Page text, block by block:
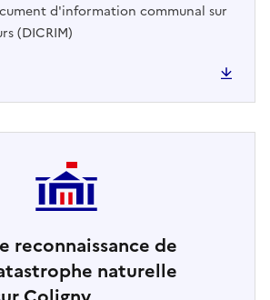
d'information communal sur
(DICRIM)
reconnaissance de
naturelle